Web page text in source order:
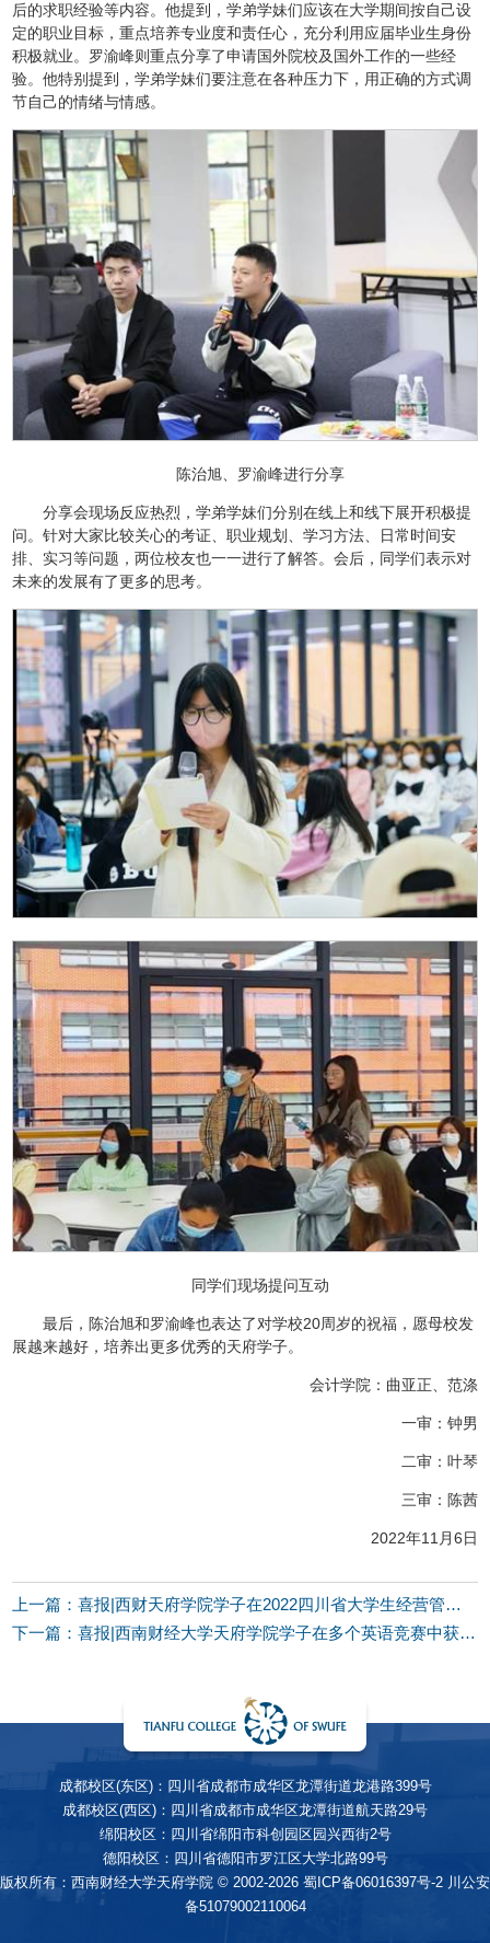
后的求职经验等内容。他提到，学弟学妹们应该在大学期间按自己设
定的职业目标，重点培养专业度和责任心，充分利用应届毕业生身份
积极就业。罗渝峰则重点分享了申请国外院校及国外工作的一些经
验。他特别提到，学弟学妹们要注意在各种压力下，用正确的方式调
节自己的情绪与情感。
陈治旭、罗渝峰进行分享
分享会现场反应热烈，学弟学妹们分别在线上和线下展开积极提
问。针对大家比较关心的考证、职业规划、学习方法、日常时间安
排、实习等问题，两位校友也一一进行了解答。会后，同学们表示对
未来的发展有了更多的思考。
同学们现场提问互动
最后，陈治旭和罗渝峰也表达了对学校20周岁的祝福，愿母校发
展越来越好，培养出更多优秀的天府学子。
会计学院：曲亚正、范涤
一审：钟男
二审：叶琴
三审：陈茜
2022年11月6日
上一篇：喜报|西财天府学院学子在2022四川省大学生经营管理决策模拟大赛中荣获佳绩
下一篇：喜报|西南财经大学天府学院学子在多个英语竞赛中获得佳绩
成都校区(东区)：四川省成都市成华区龙潭街道龙港路399号
成都校区(西区)：四川省成都市成华区龙潭街道航天路29号
绵阳校区：四川省绵阳市科创园区园兴西街2号
德阳校区：四川省德阳市罗江区大学北路99号
版权所有：西南财经大学天府学院 © 2002-2026 蜀ICP备06016397号-2 川公安
备51079002110064